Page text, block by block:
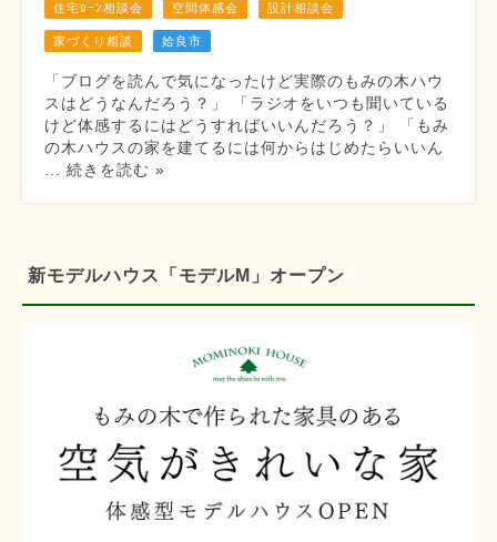
住宅ﾛｰﾝ相談会 空間体感会 設計相談会
家づくり相談 姶良市
「ブログを読んで気になったけど実際のもみの木ハウ
スはどうなんだろう？」 「ラジオをいつも聞いている
けど体感するにはどうすればいいんだろう？」 「もみ
の木ハウスの家を建てるには何からはじめたらいいん
... 続きを読む »
新モデルハウス「モデルM」オープン